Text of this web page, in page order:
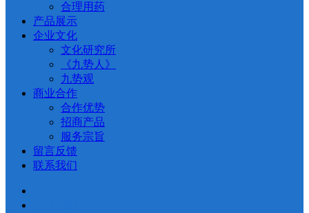
合理用药
产品展示
企业文化
文化研究所
《九势人》
九势观
商业合作
合作优势
招商产品
服务宗旨
留言反馈
联系我们